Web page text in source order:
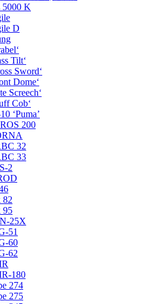
K
D
Tilt‘
Sword‘
Dome‘
Screech‘
Cob‘
‘Puma’
200
32
33
2
82
95
25X
51
60
62
180
274
275